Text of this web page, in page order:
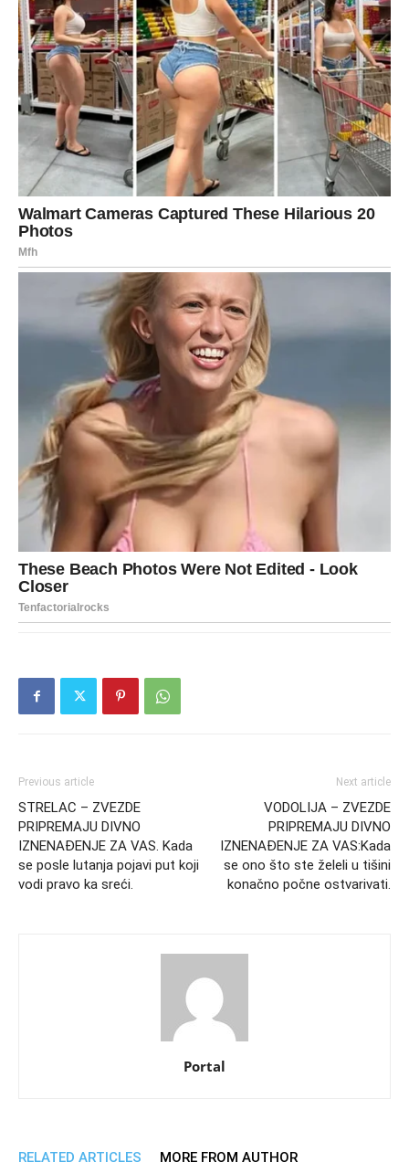
Previous article
STRELAC – ZVEZDE
PRIPREMAJU DIVNO
IZNENAĐENJE ZA VAS. Kada
se posle lutanja pojavi put koji
vodi pravo ka sreći.
Next article
VODOLIJA – ZVEZDE
PRIPREMAJU DIVNO
IZNENAĐENJE ZA VAS:Kada
se ono što ste želeli u tišini
konačno počne ostvarivati.
Portal
RELATED ARTICLES MORE FROM AUTHOR